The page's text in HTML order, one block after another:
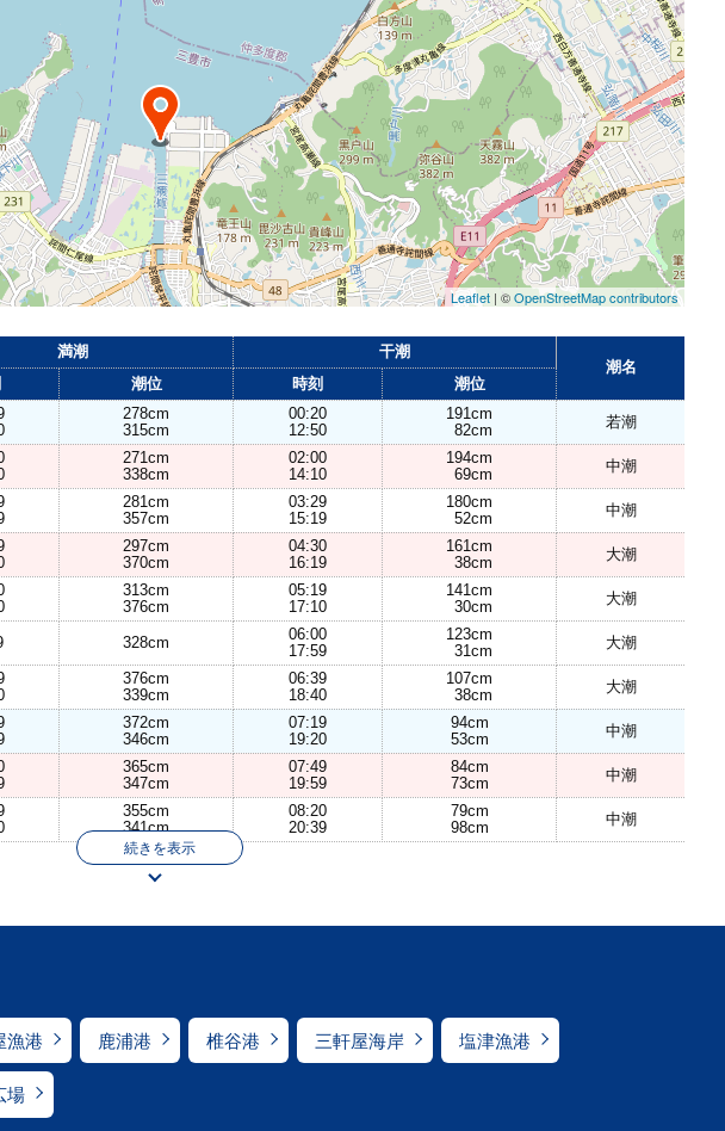
Leaflet | ©OpenStreetMap contributors
満潮
干潮
潮名
潮位 時刻 潮位
278cm
315cm
00:20
12:50
191cm
82cm
若潮
271cm
338cm
02:00
14:10
194cm
69cm
中潮
281cm
357cm
03:29
15:19
180cm
52cm
中潮
297cm
370cm
04:30
16:19
161cm
38cm
大潮
313cm
376cm
05:19
17:10
141cm
30cm
大潮
328cm
06:00
17:59
123cm
31cm
大潮
376cm
339cm
06:39
18:40
107cm
38cm
大潮
372cm
346cm
07:19
19:20
94cm
53cm
中潮
365cm
347cm
07:49
19:59
84cm
73cm
中潮
355cm
341cm
08:20
20:39
79cm
98cm
中潮
続きを表示
漁港 鹿浦港 椎谷港 三軒屋海岸 塩津漁港
場